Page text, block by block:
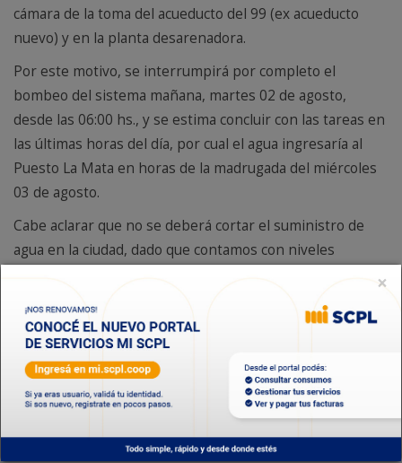
cámara de la toma del acueducto del 99 (ex acueducto
nuevo) y en la planta desarenadora.
Por este motivo, se interrumpirá por completo el
bombeo del sistema mañana, martes 02 de agosto,
desde las 06:00 hs., y se estima concluir con las tareas en
las últimas horas del día, por cual el agua ingresaría al
Puesto La Mata en horas de la madrugada del miércoles
03 de agosto.
Cabe aclarar que no se deberá cortar el suministro de
agua en la ciudad, dado que contamos con niveles
Se ruega a los vecinos, hacer uso racional del servicio.
Depto. Sistema Acueductos
×